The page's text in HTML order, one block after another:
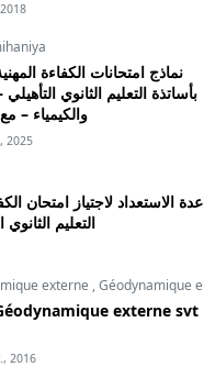
نماذج امتحانات الكفاءة
بأساتذة التعليم الثانوي التأهيلي
والكيمياء –
2025
عدة الاستعداد لاجتياز امتحان
التعليم الثانوي
externe ,Géodynamique externe cours
externe svt
2016